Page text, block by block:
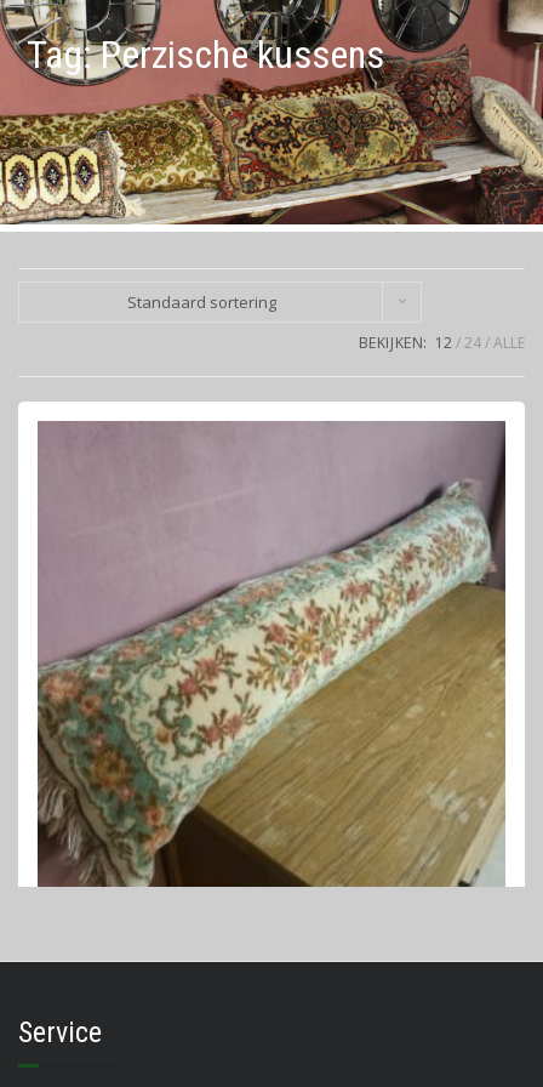
Tag:Perzische kussens
Standaard sortering
BEKIJKEN: 12 24 ALLE
Perzisch kussen 140 x 33 cm
Service